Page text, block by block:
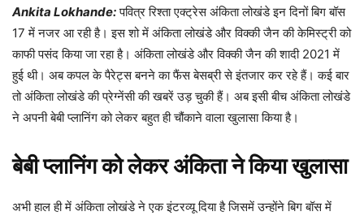
Ankita Lokhande: पवित्र रिश्ता एक्ट्रेस अंकिता लोखंडे इन दिनों बिग बॉस
17 में नजर आ रही है। इस शो में अंकिता लोखंडे और विक्की जैन की केमिस्ट्री को
काफी पसंद किया जा रहा है। अंकिता लोखंडे और विक्की जैन की शादी 2021 में
हुई थी। अब कपल के पैरेट्स बनने का फैंस बेसब्री से इंतजार कर रहे हैं। कई बार
तो अंकिता लोखंडे की प्रेग्नेंसी की खबरें उड़ चुकी हैं। अब इसी बीच अंकिता लोखंडे
ने अपनी बेबी प्लानिंग को लेकर बहुत ही चौंकाने वाला खुलासा किया है।
बेबी प्लानिंग को लेकर अंकिता ने किया खुलासा
अभी हाल ही में अंकिता लोखंडे ने एक इंटरव्यू दिया है जिसमें उन्होंने बिग बॉस में